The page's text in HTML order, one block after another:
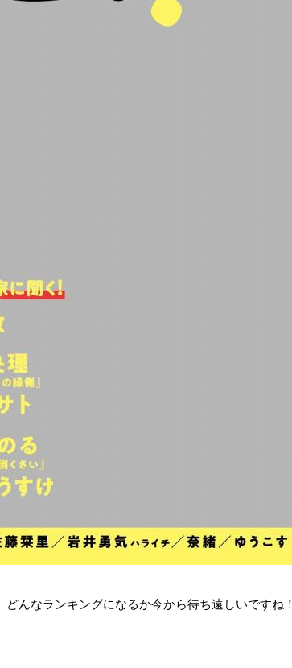
どんなランキングになるか今から待ち遠しいですね！